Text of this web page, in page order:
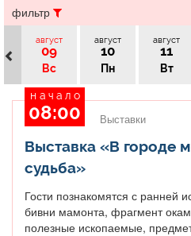
ТВ программа
фильтр
август
09
Вс
август
10
Пн
август
11
Вт
начало
08:00 Выставки
Выставка «В городе
судьба»
Гости познакомятся с ранней
бивни мамонта, фрагмент
полезные ископаемые,